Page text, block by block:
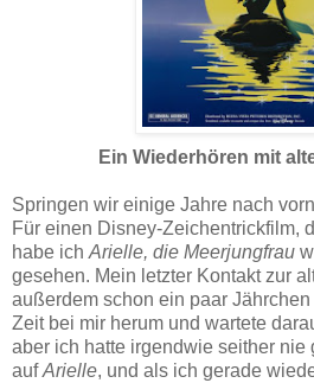
Ein Wiederhören mit
Springen wir einige Jahre nach
Für einen Disney-Zeichentrickfilm,
habe ich Arielle, die Meerjungfrau
gesehen. Mein letzter Kontakt zur
außerdem schon ein paar
Zeit bei mir herum und wartete
aber ich hatte irgendwie seither nie
aufArielle, und als ich gerade